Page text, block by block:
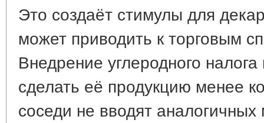
Это создаёт стимулы для
может приводить к торговым
Внедрение углеродного
сделать её продукцию менее
соседи не вводят